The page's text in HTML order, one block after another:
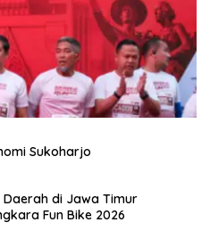
Sukoharjo
di Jawa Timur
Fun Bike 2026